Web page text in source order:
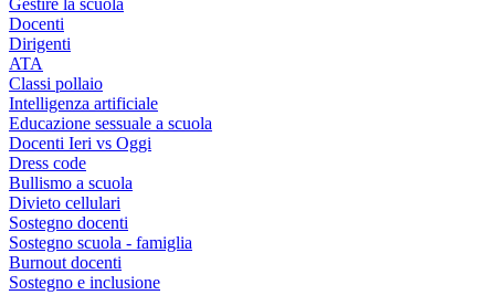
Docenti
Dirigenti
ATA
Classi pollaio
Intelligenza artificiale
Educazione sessuale a scuola
Docenti Ieri vs Oggi
Dress code
Bullismo a scuola
Divieto cellulari
Sostegno docenti
Sostegno scuola - famiglia
Burnout docenti
Sostegno e inclusione